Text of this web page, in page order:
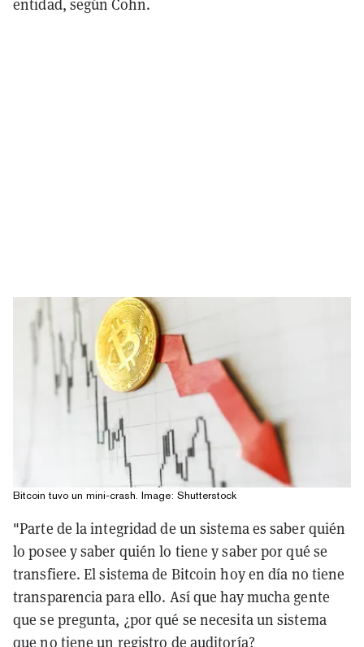
entidad, según Cohn.
Bitcoin tuvo un mini-crash. Image: Shutterstock
"Parte de la integridad de un sistema es saber quién
lo posee y saber quién lo tiene y saber por qué se
transfiere. El sistema de Bitcoin hoy en día no tiene
transparencia para ello. Así que hay mucha gente
que se pregunta, ¿por qué se necesita un sistema
que no tiene un registro de auditoría?